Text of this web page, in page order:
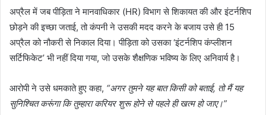
अप्रैल में जब पीड़िता ने मानवाधिकार (HR) विभाग से शिकायत की और इंटर्नशिप
छोड़ने की इच्छा जताई, तो कंपनी ने उसकी मदद करने के बजाय उसे ही 15
अप्रैल को नौकरी से निकाल दिया। पीड़िता को उसका ‘इंटर्नशिप कंप्लीशन
सर्टिफिकेट’ भी नहीं दिया गया, जो उसके शैक्षणिक भविष्य के लिए अनिवार्य है।
आरोपी ने उसे धमकाते हुए कहा, “अगर तुमने यह बात किसी को बताई, तो मैं यह
सुनिश्चित करूंगा कि तुम्हारा करियर शुरू होने से पहले ही खत्म हो जाए।”